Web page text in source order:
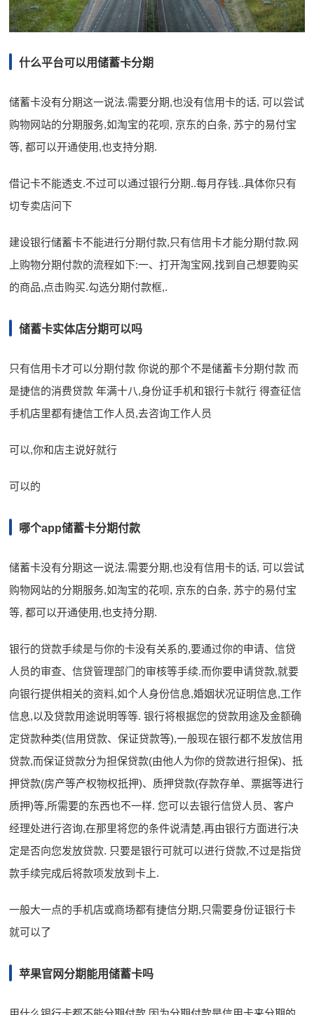
什么平台可以用储蓄卡分期
储蓄卡没有分期这一说法.需要分期,也没有信用卡的话, 可以尝试
购物网站的分期服务,如淘宝的花呗, 京东的白条, 苏宁的易付宝
等, 都可以开通使用,也支持分期.
借记卡不能透支.不过可以通过银行分期..每月存钱..具体你只有
切专卖店问下
建设银行储蓄卡不能进行分期付款,只有信用卡才能分期付款.网
上购物分期付款的流程如下:一、打开淘宝网,找到自己想要购买
的商品,点击购买.勾选分期付款框,.
储蓄卡实体店分期可以吗
只有信用卡才可以分期付款 你说的那个不是储蓄卡分期付款 而
是捷信的消费贷款 年满十八,身份证手机和银行卡就行 得查征信
手机店里都有捷信工作人员,去咨询工作人员
可以,你和店主说好就行
可以的
哪个app储蓄卡分期付款
储蓄卡没有分期这一说法.需要分期,也没有信用卡的话, 可以尝试
购物网站的分期服务,如淘宝的花呗, 京东的白条, 苏宁的易付宝
等, 都可以开通使用,也支持分期.
银行的贷款手续是与你的卡没有关系的,要通过你的申请、信贷
人员的审查、信贷管理部门的审核等手续.而你要申请贷款,就要
向银行提供相关的资料,如个人身份信息,婚姻状况证明信息,工作
信息,以及贷款用途说明等等. 银行将根据您的贷款用途及金额确
定贷款种类(信用贷款、保证贷款等),一般现在银行都不发放信用
贷款,而保证贷款分为担保贷款(由他人为你的贷款进行担保)、抵
押贷款(房产等产权物权抵押)、质押贷款(存款存单、票据等进行
质押)等,所需要的东西也不一样. 您可以去银行信贷人员、客户
经理处进行咨询,在那里将您的条件说清楚,再由银行方面进行决
定是否向您发放贷款. 只要是银行可就可以进行贷款,不过是指贷
款手续完成后将款项发放到卡上.
一般大一点的手机店或商场都有捷信分期,只需要身份证银行卡
就可以了
苹果官网分期能用储蓄卡吗